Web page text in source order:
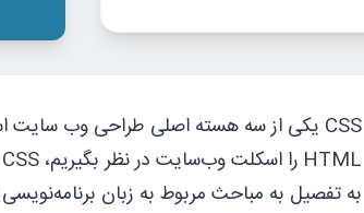
CSS یکی از سه هسته اصلی طراحی وب‌ سایت
به تفصیل به مباحث مربوط به زبان ‌‌برنامه‌نویسی CSS بپردازیم.